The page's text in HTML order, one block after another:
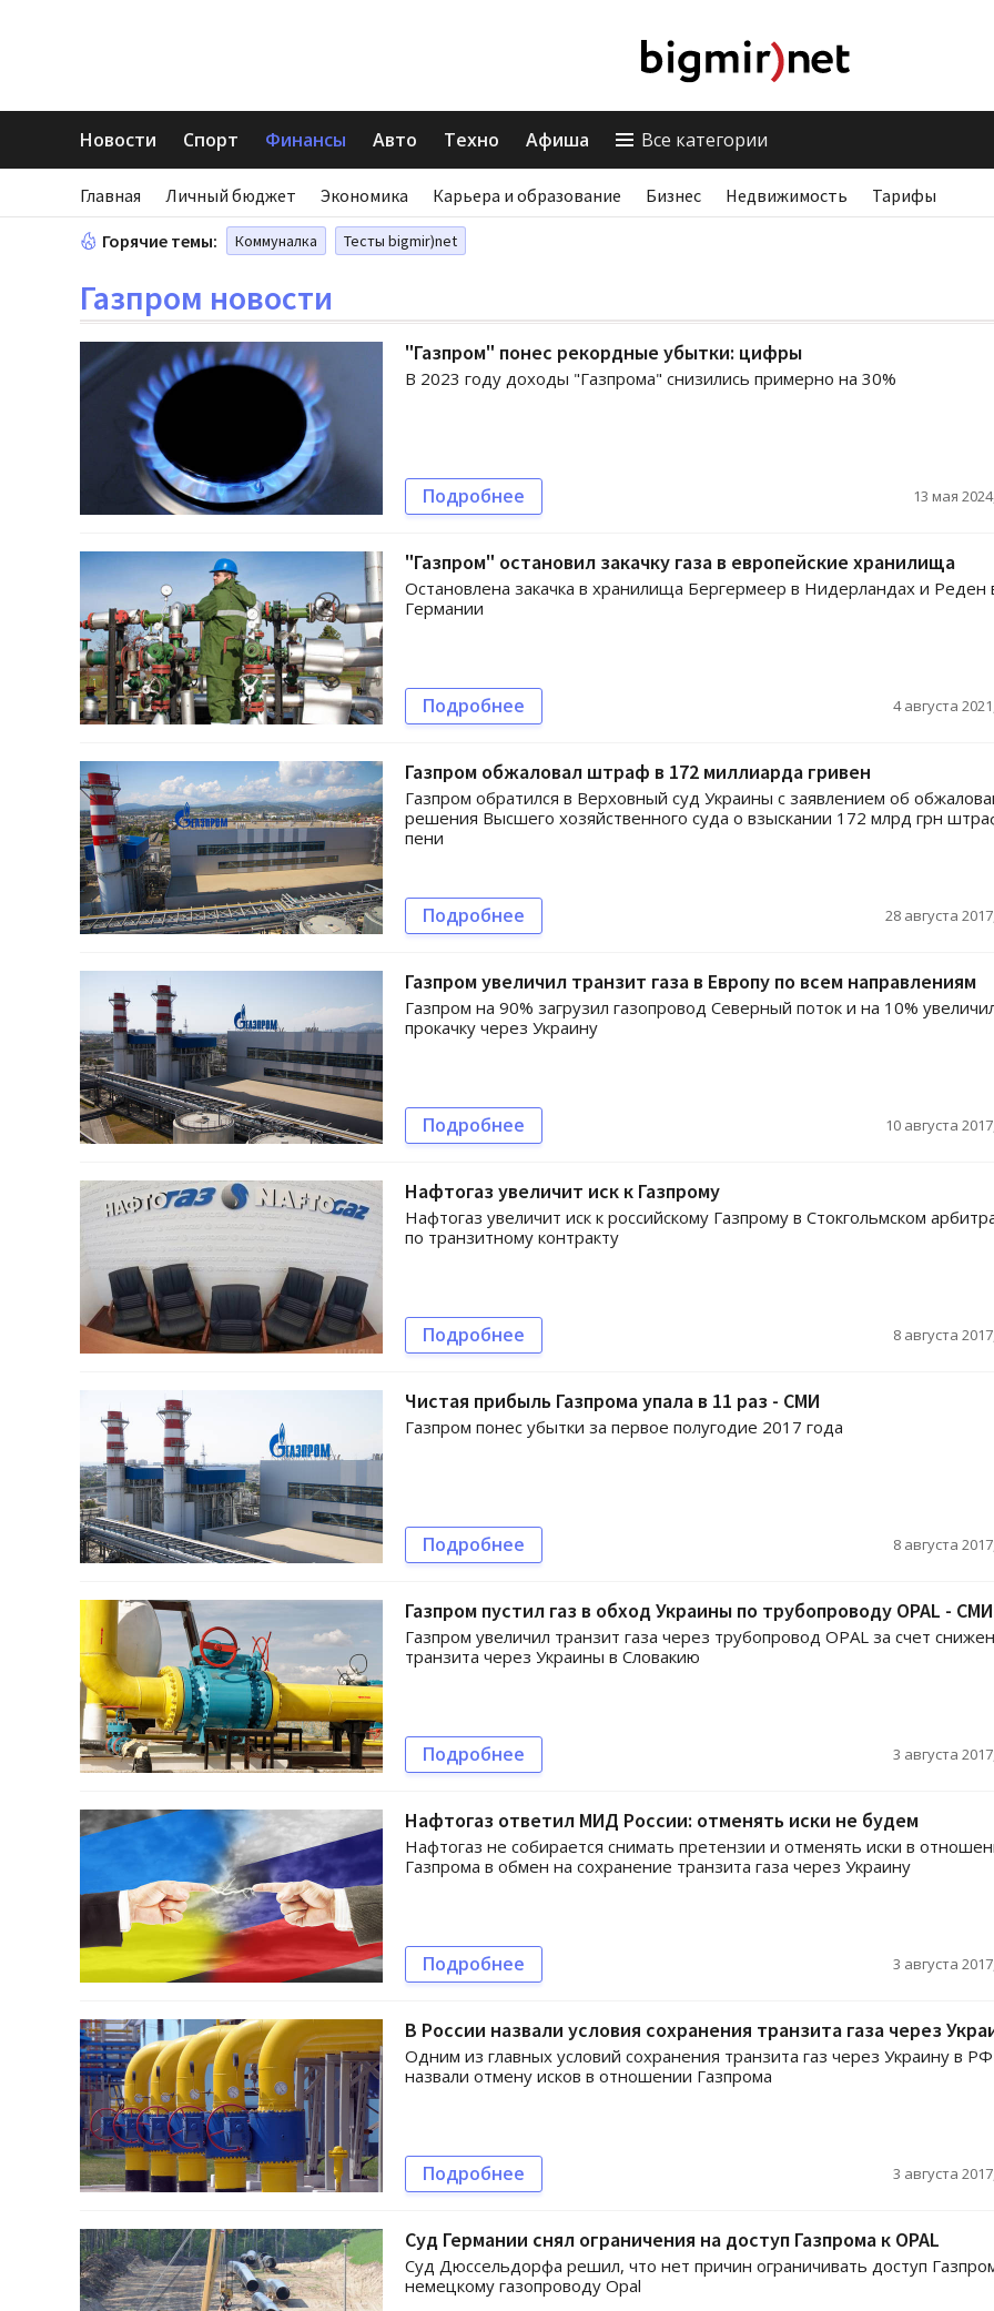
Новости Спорт Финансы Авто Техно Афиша Все категории
Главная Личный бюджет Экономика Карьера и образование Бизнес Недвижимость Тарифы
Горячие темы: Коммуналка Тесты bigmir)net
Газпром новости
"Газпром" понес рекордные убытки: цифры
В 2023 году доходы "Газпрома" снизились примерно на 30%
Подробнее 13 мая
"Газпром" остановил закачку газа в европейские хранилища
Остановлена закачка в хранилища Бергермеер в Нидерландах и Реден
Германии
Подробнее 4 августа
Газпром обжаловал штраф в 172 миллиарда гривен
Газпром обратился в Верховный суд Украины с заявлением об
решения Высшего хозяйственного суда о взыскании 172 млрд грн
пени
Подробнее 28 августа
Газпром увеличил транзит газа в Европу по всем направлениям
Газпром на 90% загрузил газопровод Северный поток и на 10%
прокачку через Украину
Подробнее 10 августа
Нафтогаз увеличит иск к Газпрому
Нафтогаз увеличит иск к российскому Газпрому в Стокгольмском
по транзитному контракту
Подробнее 8 августа
Чистая прибыль Газпрома упала в 11 раз - СМИ
Газпром понес убытки за первое полугодие 2017 года
Подробнее 8 августа
Газпром пустил газ в обход Украины по трубопроводу OPAL - СМИ
Газпром увеличил транзит газа через трубопровод OPAL за счет
транзита через Украины в Словакию
Подробнее 3 августа
Нафтогаз ответил МИД России: отменять иски не будем
Нафтогаз не собирается снимать претензии и отменять иски в
Газпрома в обмен на сохранение транзита газа через Украину
Подробнее 3 августа
В России назвали условия сохранения транзита газа через
Одним из главных условий сохранения транзита газ через Украину в РФ
назвали отмену исков в отношении Газпрома
Подробнее 3 августа
Суд Германии снял ограничения на доступ Газпрома к OPAL
Суд Дюссельдорфа решил, что нет причин ограничивать доступ
немецкому газопроводу Opal